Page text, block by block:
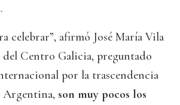
celebrar”, afirmó José María Vila
Centro Galicia, preguntado
por la trascendencia
Argentina, son muy pocos los